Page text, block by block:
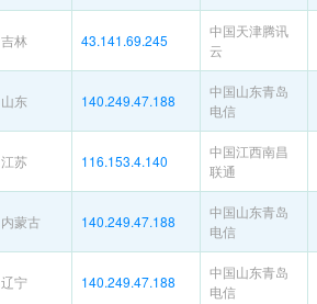
吉林 43.141.69.245
中国天津腾讯
云
山东 140.249.47.188
中国山东青岛
电信
江苏 116.153.4.140
中国江西南昌
联通
内蒙古 140.249.47.188
中国山东青岛
电信
辽宁 140.249.47.188
中国山东青岛
电信